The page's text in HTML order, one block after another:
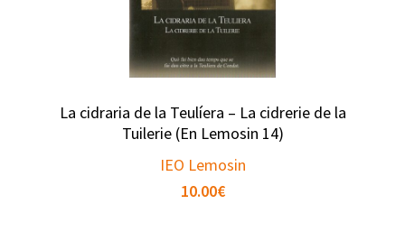
La cidraria de la Teulíera – La cidrerie de la
Tuilerie (En Lemosin 14)
IEO Lemosin
10.00€